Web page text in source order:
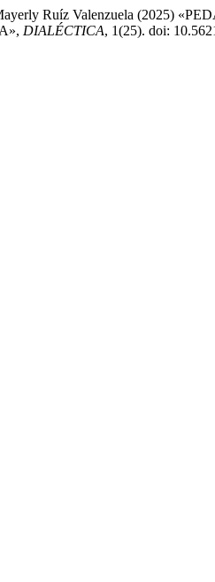
Ruíz Valenzuela (2025)
DIALÉCTICA, 1(25). doi: